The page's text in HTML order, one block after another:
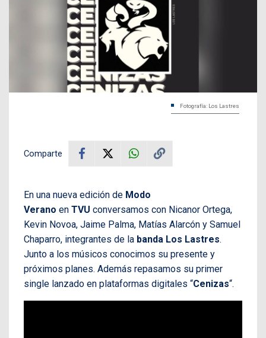
Fotografía: Los Lastres
Comparte
En una nueva edición de Modo
Verano en TVU conversamos con Nicanor Ortega,
Kevin Novoa, Jaime Palma, Matías Alarcón y Samuel
Chaparro, integrantes de la banda Los Lastres.
Junto a los músicos conocimos su presente y
próximos planes. Además repasamos su primer
single lanzado en plataformas digitales “Cenizas“.